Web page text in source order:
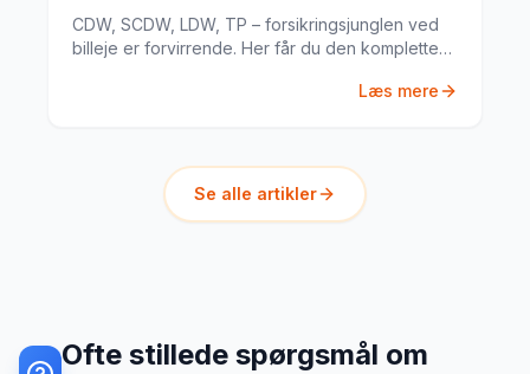
CDW, SCDW, LDW, TP – forsikringsjunglen ved
billeje er forvirrende. Her får du den komplette
Læs mere
Se alle artikler
Ofte stillede spørgsmål om